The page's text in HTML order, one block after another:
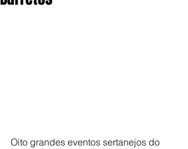
Oito grandes eventos sertanejos do